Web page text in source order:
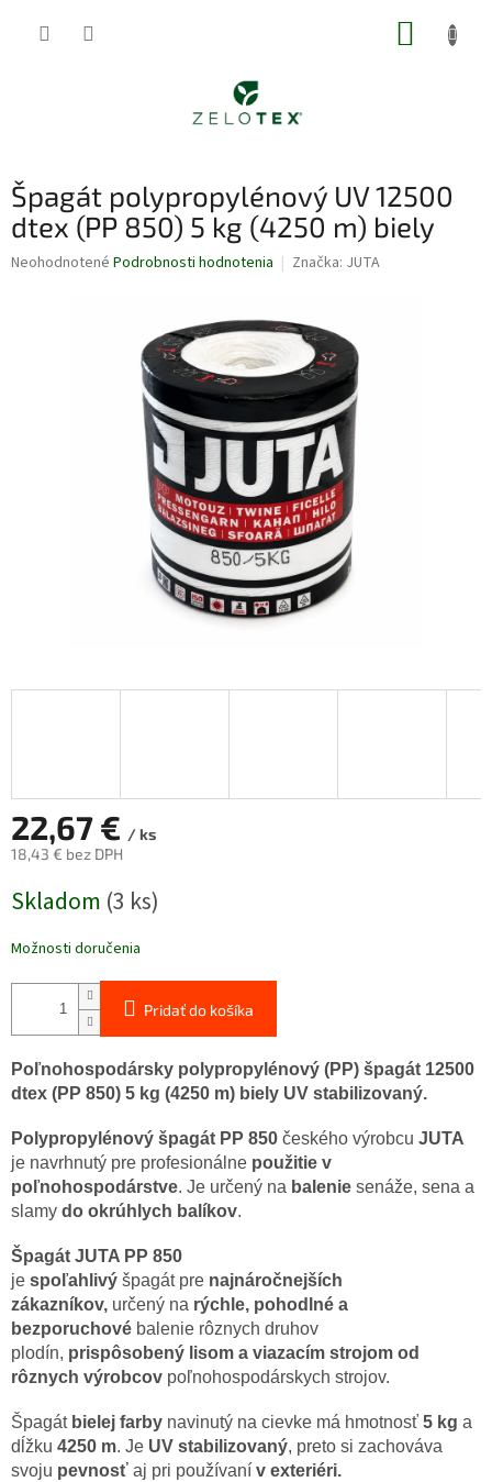
Špagát polypropylénový UV 12500
dtex (PP 850) 5 kg (4250 m) biely
Priemerné
Neohodnotené Podrobnosti hodnotenia Značka: JUTA
22,67 € / ks
18,43 € bez DPH
cena:
Skladom (3 ks)
Možnosti doručenia
Pridať do košíka
Poľnohospodársky polypropylénový (PP) špagát 12500
dtex (PP 850) 5 kg (4250 m) biely UV stabilizovaný.
Polypropylénový špagát PP 850 českého výrobcu JUTA
je navrhnutý pre profesionálne použitie v
poľnohospodárstve. Je určený na balenie senáže, sena a
slamy do okrúhlych balíkov.
Špagát JUTA PP 850
je spoľahlivý špagát pre najnáročnejších
zákazníkov, určený na rýchle, pohodlné a
bezporuchové balenie rôznych druhov
plodín, prispôsobený lisom a viazacím strojom od
rôznych výrobcov poľnohospodárskych strojov.
Špagát bielej farby navinutý na cievke má hmotnosť 5 kg a
dĺžku 4250 m. Je UV stabilizovaný, preto si zachováva
svoju pevnosť aj pri používaní v exteriéri.